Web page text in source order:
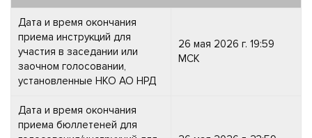
Дата и время окончания
приема инструкций для
участия в заседании или
заочном голосовании,
установленные НКО АО НРД
26 мая 2026 г. 19:59
МСК
Дата и время окончания
приема бюллетеней для